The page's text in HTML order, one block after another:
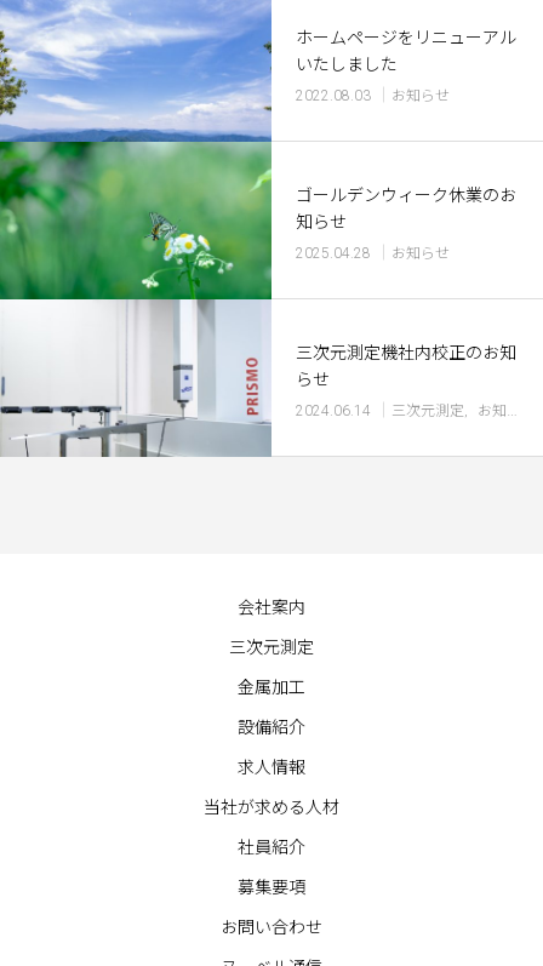
ホームページをリニューアル
いたしました
2022.08.03 お知らせ
ゴールデンウィーク休業のお
知らせ
2025.04.28 お知らせ
三次元測定機社内校正のお知
らせ
2024.06.14 三次元測定 お知らせ
会社案内
三次元測定
金属加工
設備紹介
求人情報
当社が求める人材
社員紹介
募集要項
お問い合わせ